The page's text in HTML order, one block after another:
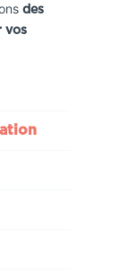
des
vos